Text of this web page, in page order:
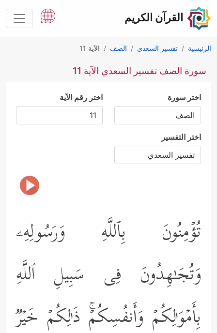
القرآن الكريم
الرئيسية تفسير السعدي الصف الآية 11
سورة الصف تفسير السعدي الآية 11
اختر سورة اختر رقم الآية
اختر التفسير
تُؤۡمِنُونَ بِٱللَّهِ وَرَسُولِهِۦ
وَتُجَـٰهِدُونَ فِی سَبِیلِ ٱللَّهِ
بِأَمۡوَ ٰ⁠لِكُمۡ وَأَنفُسِكُمۡۚ ذَ ٰ⁠لِكُمۡ خَیۡرࣱ